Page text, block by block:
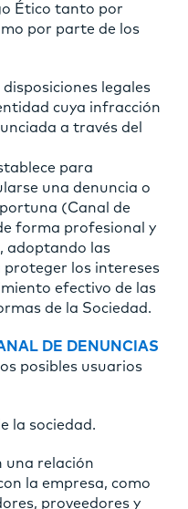
Ético tanto por
por parte de los
legales
cuya infracción
a través del
para
una denuncia o
(Canal de
forma profesional y
adoptando las
los intereses
efectivo de las
de la Sociedad.
DE DENUNCIAS
posibles usuarios
la sociedad.
una relación
la empresa, como
proveedores y